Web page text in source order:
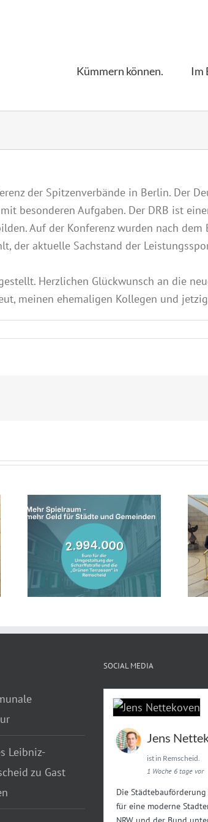
Kümmern können. Im
der Spitzenverbände in Berlin. Der
besonderen Aufgaben. Der DRB ist
Auf der Konferenz wurden nach dem
der aktuelle Sachstand der
Herzlichen Glückwunsch an die
meinen ehemaligen Kollegen und
Lebhafte Diskussion im
Landtag: Jahrgangsstufe des
Theodor-Heuss-Gymnasiums
zu Gast bei Jens Nettekoven
Leibniz-
zu Gast
SOCIAL MEDIA
Jens
ist in Remscheid.
1 Woche 6 tage vor
Die
für eine moderne